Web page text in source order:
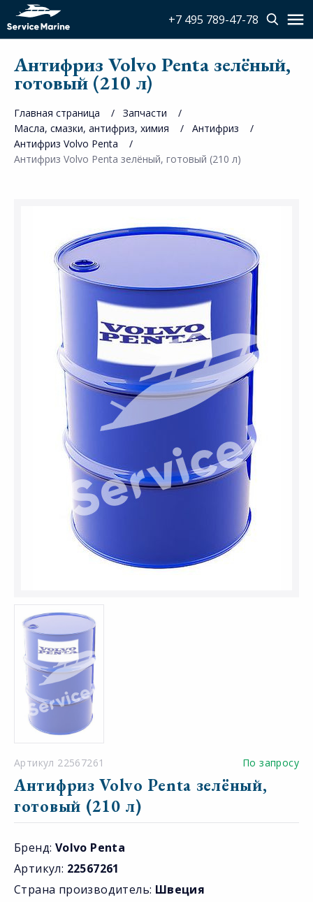
+7 495 789-47-78
Антифриз Volvo Penta зелёный,
готовый (210 л)
Главная страница
Запчасти
Масла, смазки, антифриз, химия
Антифриз
Антифриз Volvo Penta
Антифриз Volvo Penta зелёный, готовый (210 л)
Артикул 22567261 По запросу
Антифриз Volvo Penta зелёный,
готовый (210 л)
Бренд: Volvo Penta
Артикул: 22567261
Страна производитель: Швеция